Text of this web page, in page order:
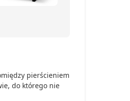
pierścieniem
do którego nie